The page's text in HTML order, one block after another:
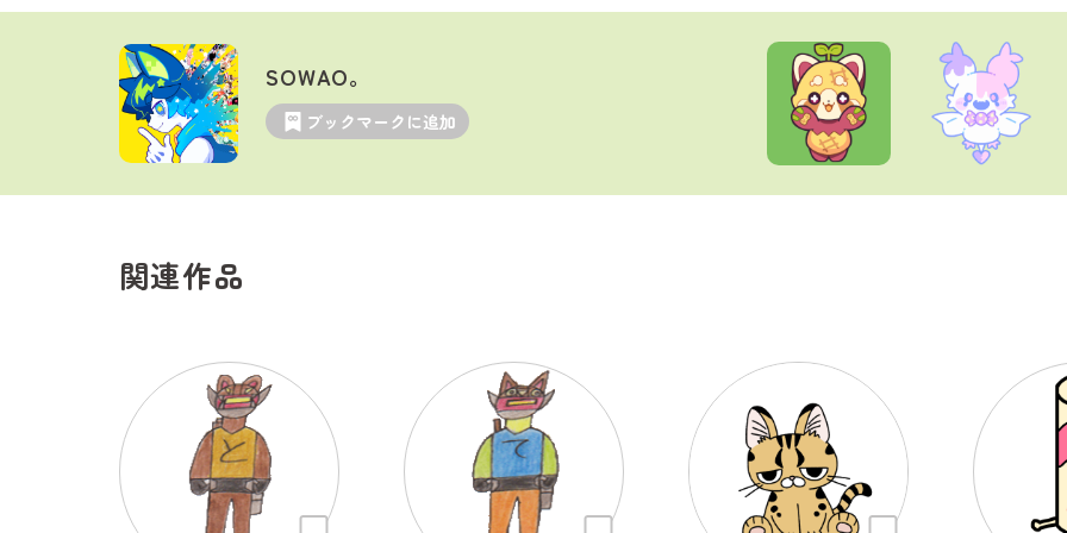
SOWAO。
ブックマークに追加
関連作品